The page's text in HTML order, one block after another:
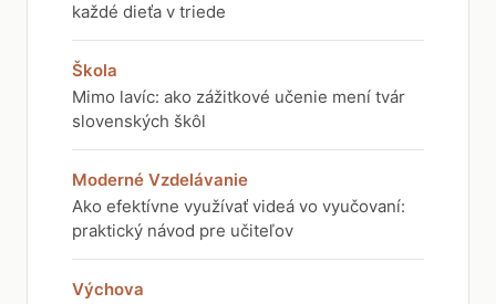
každé dieťa v triede
Škola
Mimo lavíc: ako zážitkové učenie mení tvár
slovenských škôl
Moderné Vzdelávanie
Ako efektívne využívať videá vo vyučovaní:
praktický návod pre učiteľov
Výchova